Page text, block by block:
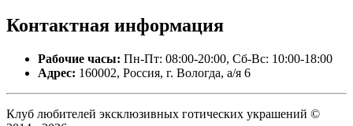
Контактная информация
Рабочие часы: Пн-Пт: 08:00-20:00, Сб-Вс: 10:00-18:00
Адрес: 160002, Россия, г. Вологда, а/я 6
Клуб любителей эксклюзивных готических украшений ©